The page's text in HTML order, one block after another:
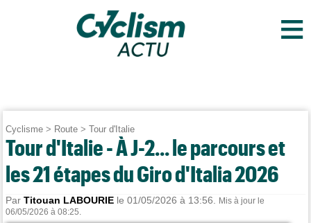
≡
Cyclisme > Route >Tour d'Italie
Tour d'Italie - À J-2... le parcours et
les 21 étapes du Giro d'Italia 2026
ParTitouan LABOURIE le 01/05/2026 à 13:56.
Mis à jour le
06/05/2026 à 08:25.